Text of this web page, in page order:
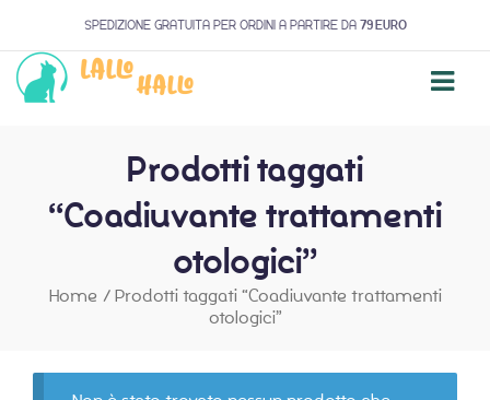
SPEDIZIONE GRATUITA PER ORDINI A PARTIRE DA 79 EURO
Prodotti taggati
“Coadiuvante trattamenti
otologici”
Home / Prodotti taggati “Coadiuvante trattamenti
otologici”